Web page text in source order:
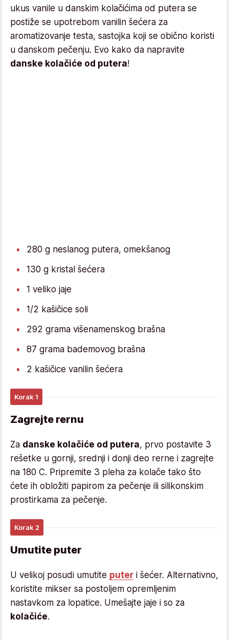
ukus vanile u danskim kolačićima od putera se
postiže se upotrebom vanilin šećera za
aromatizovanje testa, sastojka koji se obično koristi
u danskom pečenju. Evo kako da napravite
danske kolačiće od putera!
280 g neslanog putera, omekšanog
130 g kristal šećera
1 veliko jaje
1/2 kašičice soli
292 grama višenamenskog brašna
87 grama bademovog brašna
2 kašičice vanilin šećera
Korak 1
Zagrejte rernu
Za danske kolačiće od putera, prvo postavite 3
rešetke u gornji, srednji i donji deo rerne i zagrejte
na 180 C. Pripremite 3 pleha za kolače tako što
ćete ih obložiti papirom za pečenje ili silikonskim
prostirkama za pečenje.
Korak 2
Umutite puter
U velikoj posudi umutite puter i šećer. Alternativno,
koristite mikser sa postoljem opremljenim
nastavkom za lopatice. Umešajte jaje i so za
kolačiće.